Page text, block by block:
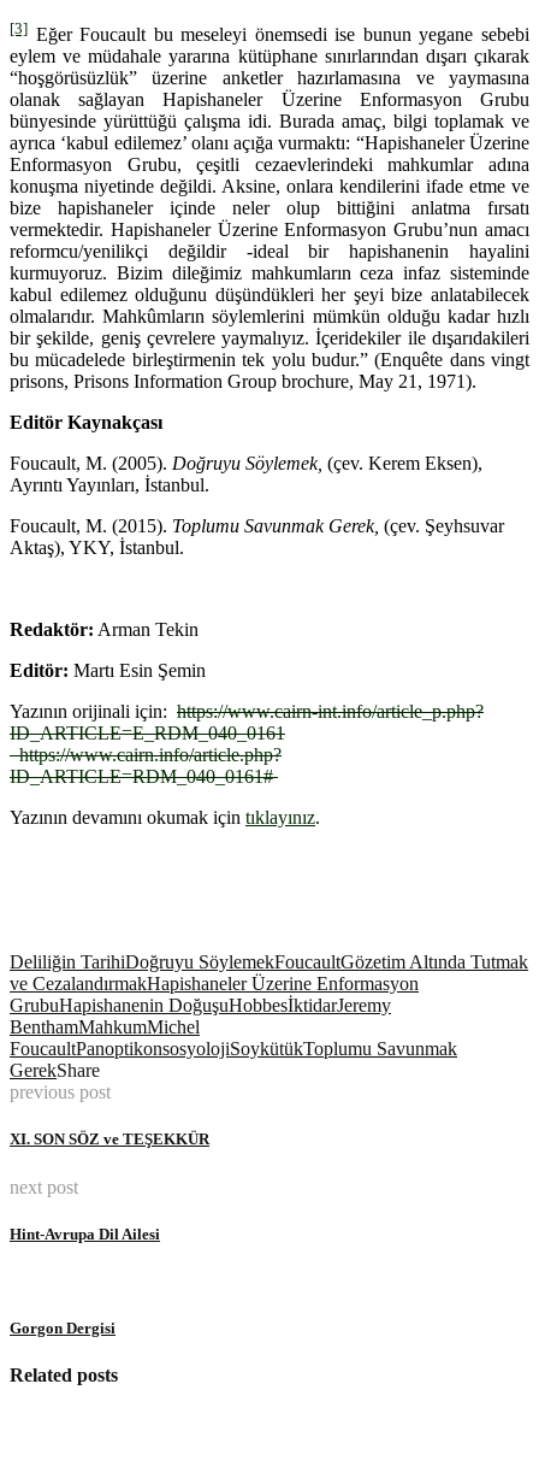
[3] Eğer Foucault bu meseleyi önemsedi ise bunun yegane sebebi
eylem ve müdahale yararına kütüphane sınırlarından dışarı çıkarak
“hoşgörüsüzlük” üzerine anketler hazırlamasına ve yaymasına
olanak sağlayan Hapishaneler Üzerine Enformasyon Grubu
bünyesinde yürüttüğü çalışma idi. Burada amaç, bilgi toplamak ve
ayrıca ‘kabul edilemez’ olanı açığa vurmaktı: “Hapishaneler Üzerine
Enformasyon Grubu, çeşitli cezaevlerindeki mahkumlar adına
konuşma niyetinde değildi. Aksine, onlara kendilerini ifade etme ve
bize hapishaneler içinde neler olup bittiğini anlatma fırsatı
vermektedir. Hapishaneler Üzerine Enformasyon Grubu’nun amacı
reformcu/yenilikçi değildir -ideal bir hapishanenin hayalini
kurmuyoruz. Bizim dileğimiz mahkumların ceza infaz sisteminde
kabul edilemez olduğunu düşündükleri her şeyi bize anlatabilecek
olmalarıdır. Mahkûmların söylemlerini mümkün olduğu kadar hızlı
bir şekilde, geniş çevrelere yaymalıyız. İçeridekiler ile dışarıdakileri
bu mücadelede birleştirmenin tek yolu budur.” (Enquête dans vingt
prisons, Prisons Information Group brochure, May 21, 1971).
Editör Kaynakçası
Foucault, M. (2005). Doğruyu Söylemek, (çev. Kerem Eksen),
Ayrıntı Yayınları, İstanbul.
Foucault, M. (2015). Toplumu Savunmak Gerek, (çev. Şeyhsuvar
Aktaş), YKY, İstanbul.
Redaktör: Arman Tekin
Editör: Martı Esin Şemin
Yazının orijinali için: https://www.cairn-int.info/article_p.php?
ID_ARTICLE=E_RDM_040_0161
https://www.cairn.info/article.php?
ID_ARTICLE=RDM_040_0161#
Yazının devamını okumak için tıklayınız.
Deliliğin TarihiDoğruyu SöylemekFoucaultGözetim Altında Tutmak
ve CezalandırmakHapishaneler Üzerine Enformasyon
GrubuHapishanenin DoğuşuHobbesİktidarJeremy
BenthamMahkumMichel
FoucaultPanoptikonsosyolojiSoykütükToplumu Savunmak
GerekShare
previous post
XI. SON SÖZ ve TEŞEKKÜR
next post
Hint-Avrupa Dil Ailesi
Gorgon Dergisi
Related posts